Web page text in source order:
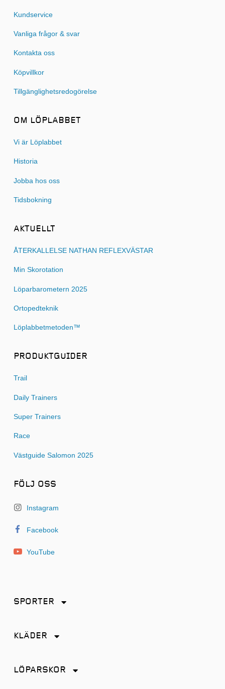
Kundservice
Vanliga frågor & svar
Kontakta oss
Köpvillkor
Tillgänglighetsredogörelse
OM LÖPLABBET
Vi är Löplabbet
Historia
Jobba hos oss
Tidsbokning
AKTUELLT
ÅTERKALLELSE NATHAN REFLEXVÄSTAR
Min Skorotation
Löparbarometern 2025
Ortopedteknik
Löplabbetmetoden™
PRODUKTGUIDER
Trail
Daily Trainers
Super Trainers
Race
Västguide Salomon 2025
FÖLJ OSS
Instagram
Facebook
YouTube
SPORTER
KLÄDER
LÖPARSKOR